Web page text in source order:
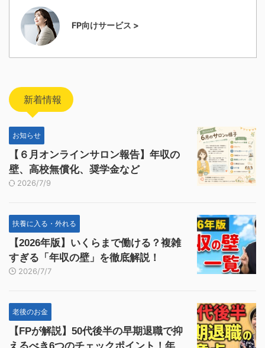
FP向けサービス >
新着情報
お知らせ
【６月オンラインサロン報告】年収の
壁、高校無償化、奨学金など
2026/7/9
扶養に入る・外れる
【2026年版】いくらまで働ける？複雑
すぎる「年収の壁」を徹底解説！
2026/7/7
老後のお金
【FPが解説】50代後半の早期退職で抑